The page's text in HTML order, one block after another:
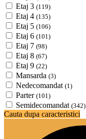
Etaj 3 (119)
Etaj 4 (135)
Etaj 5 (106)
Etaj 6 (101)
Etaj 7 (98)
Etaj 8 (67)
Etaj 9 (22)
Mansarda (3)
Nedecomandat (1)
Parter (101)
Semidecomandat (342)
Cauta dupa caracteristici